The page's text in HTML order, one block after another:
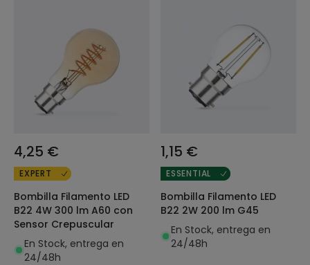
4,25 €
EXPERT
Bombilla Filamento LED
B22 4W 300 lm A60 con
Sensor Crepuscular
En Stock, entrega en
24/48h
1,15 €
ESSENTIAL
Bombilla Filamento LED
B22 2W 200 lm G45
En Stock, entrega en
24/48h